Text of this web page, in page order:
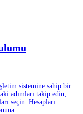
sistemine sahip bir
adımları takip edin;
seçin. Hesapları